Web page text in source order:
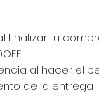
finalizar tu
al hacer el
de la entrega